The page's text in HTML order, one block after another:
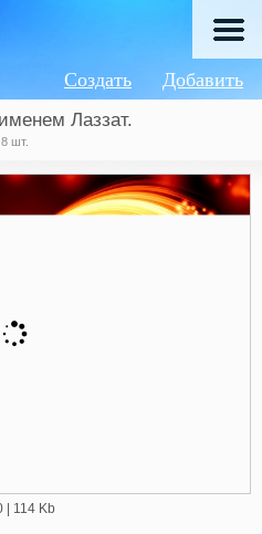
Добавить
Создать
Лаззат.
8 шт.
| 114 Kb